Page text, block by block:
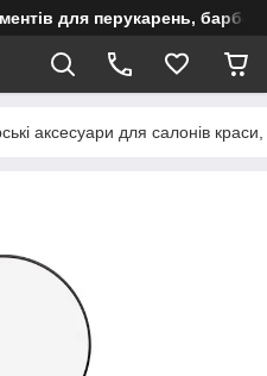
для перукарень,
аксесуари для салонів